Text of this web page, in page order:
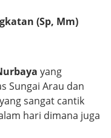
(Sp, Mm)
yang
Sungai Arau dan
yang sangat cantik
hari dimana juga